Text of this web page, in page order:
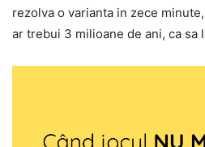
rezolva o varianta in zece
ar trebui 3 milioane de ani, ca sa